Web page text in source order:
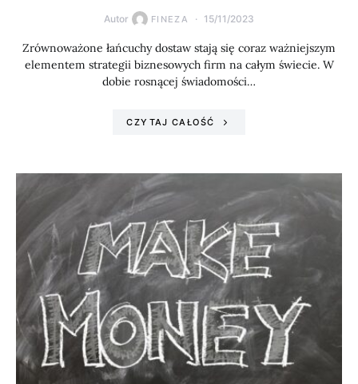
Autor FINEZA 15/11/2023
Zrównoważone łańcuchy dostaw stają się coraz ważniejszym
elementem strategii biznesowych firm na całym świecie. W
dobie rosnącej świadomości…
CZYTAJ CAŁOŚĆ